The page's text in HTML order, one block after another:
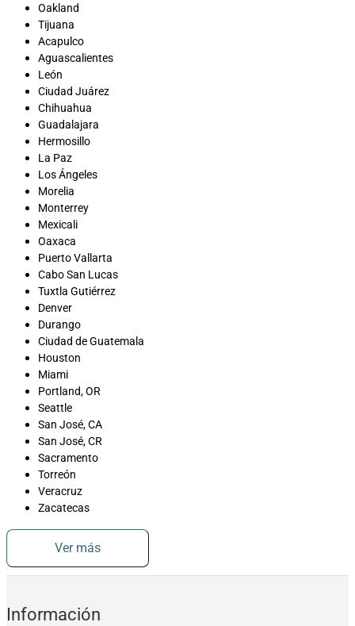
Oakland
Tijuana
Acapulco
Aguascalientes
León
Ciudad Juárez
Chihuahua
Guadalajara
Hermosillo
La Paz
Los Ángeles
Morelia
Monterrey
Mexicali
Oaxaca
Puerto Vallarta
Cabo San Lucas
Tuxtla Gutiérrez
Denver
Durango
Ciudad de Guatemala
Houston
Miami
Portland, OR
Seattle
San José, CA
San José, CR
Sacramento
Torreón
Veracruz
Zacatecas
Ver más
Información